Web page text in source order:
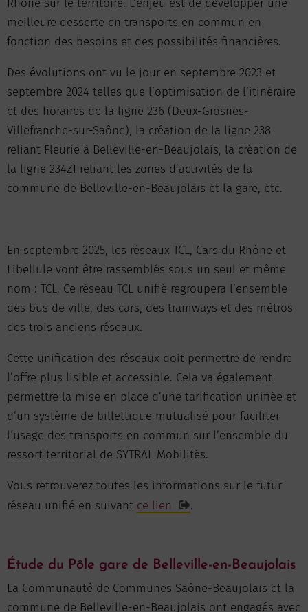
Rhône sur le territoire. L’enjeu est de développer une
meilleure desserte en transports en commun en
fonction des besoins et des possibilités financières.
Des évolutions ont vu le jour en septembre 2023 et
septembre 2024 telles que l’optimisation de l’itinéraire
et des horaires de la ligne 236 (Deux-Grosnes-
Villefranche-sur-Saône), la création de la ligne 238
reliant Fleurie à Belleville-en-Beaujolais, la création de
la ligne 234ZI reliant les zones d’activités de la
commune de Belleville-en-Beaujolais et la gare, etc.
En septembre 2025, les réseaux TCL, Cars du Rhône et
Libellule vont être rassemblés sous un seul et même
nom : TCL. Ce réseau TCL unifié regroupera l’ensemble
des bus de ville, des cars, des tramways et des métros
des trois anciens réseaux.
Cette unification des réseaux doit permettre de rendre
l’offre plus lisible et accessible. Cela va également
permettre la mise en place d’une tarification unifiée et
d’un système de billettique mutualisé pour faciliter
l‘usage des transports en commun sur l’ensemble du
ressort territorial de SYTRAL Mobilités.
Vous retrouverez toutes les informations sur le futur
réseau unifié en suivant ce lien .
Étude du Pôle gare de Belleville-en-Beaujolais
La Communauté de Communes Saône-Beaujolais et la
commune de Belleville-en-Beaujolais ont engagés avec